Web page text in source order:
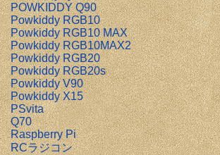
POWKIDDY Q90
Powkiddy RGB10
Powkiddy RGB10 MAX
Powkiddy RGB10MAX2
Powkiddy RGB20
Powkiddy RGB20s
Powkiddy V90
Powkiddy X15
PSvita
Q70
Raspberry Pi
RCラジコン